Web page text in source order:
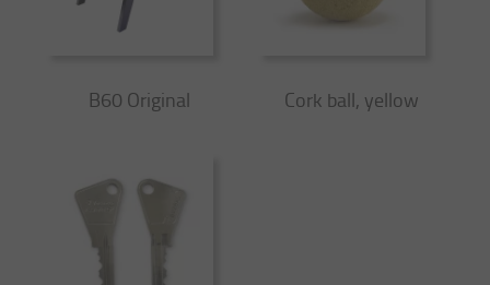
B60 Original Cork ball, yellow